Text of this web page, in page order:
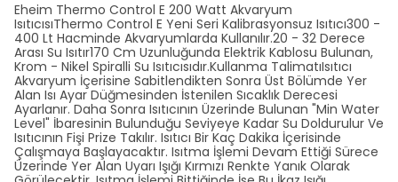
Eheim Thermo Control E 200 Watt Akvaryum
IsıtıcısıThermo Control E Yeni Seri Kalibrasyonsuz Isıtıcı300 -
400 Lt Hacminde Akvaryumlarda Kullanılır.20 - 32 Derece
Arası Su Isıtır170 Cm Uzunluğunda Elektrik Kablosu Bulunan,
Krom - Nikel Spiralli Su Isıtıcısıdır.Kullanma TalimatıIsıtıcı
Akvaryum İçerisine Sabitlendikten Sonra Üst Bölümde Yer
Alan Isı Ayar Düğmesinden İstenilen Sıcaklık Derecesi
Ayarlanır. Daha Sonra Isıtıcının Üzerinde Bulunan "Min Water
Level" İbaresinin Bulunduğu Seviyeye Kadar Su Doldurulur Ve
Isıtıcının Fişi Prize Takılır. Isıtıcı Bir Kaç Dakika İçerisinde
Çalışmaya Başlayacaktır. Isıtma İşlemi Devam Ettiği Sürece
Üzerinde Yer Alan Uyarı Işığı Kırmızı Renkte Yanık Olarak